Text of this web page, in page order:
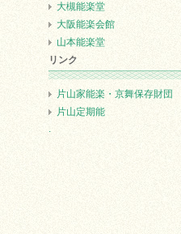
大槻能楽堂
大阪能楽会館
山本能楽堂
リンク
片山家能楽・京舞保存財団
片山定期能
.